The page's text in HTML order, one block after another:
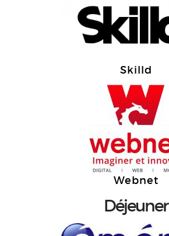
Skilld
Webnet
Déjeuner